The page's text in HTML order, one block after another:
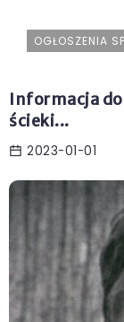
OGŁOSZENIA
Informacja
ścieki...
2023-01-01